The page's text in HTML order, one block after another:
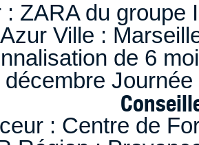
: ZARA du
Ville :
de 6
décembre
: Centre de